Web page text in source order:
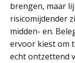
brengen, maar
risicomijdender
midden- en.
ervoor kiest om
echt ontzettend